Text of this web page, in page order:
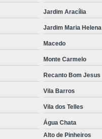
Jardim Aracília
Jardim Maria Helena
Macedo
Monte Carmelo
Recanto Bom Jesus
Vila Barros
Vila dos Telles
Água Chata
Alto de Pinheiros